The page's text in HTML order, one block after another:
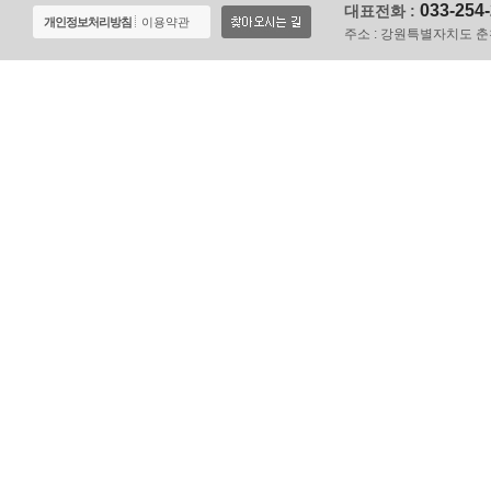
개인정보처리방침 이용약관
대표전화 : 033-
주소 : 강원특별자치도